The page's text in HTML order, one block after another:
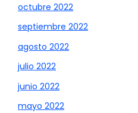
octubre 2022
septiembre 2022
agosto 2022
julio 2022
junio 2022
mayo 2022